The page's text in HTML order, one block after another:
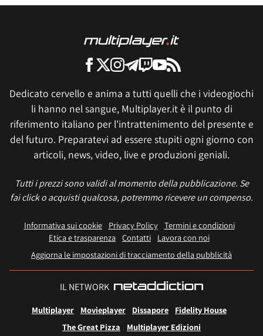
Dedicato cervello e anima a tutti quelli che i videogiochi
li hanno nel sangue, Multiplayer.it è il punto di
riferimento italiano per l'intrattenimento del presente e
del futuro. Preparatevi ad essere stupiti ogni giorno con
articoli, news, video, live e produzioni geniali.
Tutti i prezzi sono validi al momento della pubblicazione. Se
fai click o acquisti qualcosa, potremmo ricevere un compenso.
Informativa sui cookie Privacy Policy
Termini e condizioni
Etica e trasparenza Contatti
Lavora con noi
Aggiorna le impostazioni di tracciamento della pubblicità
IL NETWORK
Multiplayer Movieplayer Dissapore
Fidelity House
The Great Pizza
Multiplayer Edizioni